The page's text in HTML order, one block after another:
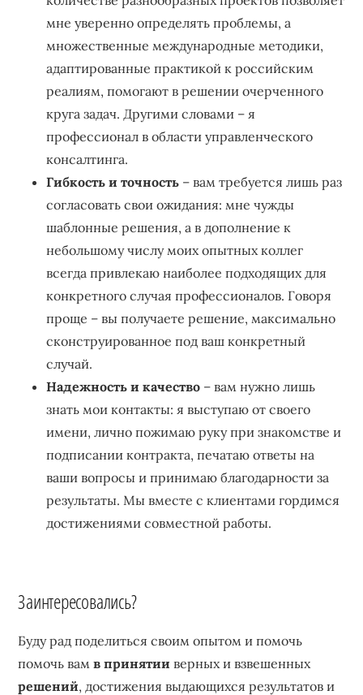
мне уверенно определять проблемы, а
множественные международные методики,
адаптированные практикой к российским
реалиям, помогают в решении очерченного
круга задач. Другими словами – я
профессионал в области управленческого
консалтинга.
Гибкость и точность – вам требуется лишь раз
согласовать свои ожидания: мне чужды
шаблонные решения, а в дополнение к
небольшому числу моих опытных коллег
всегда привлекаю наиболее подходящих для
конкретного случая профессионалов. Говоря
проще – вы получаете решение, максимально
сконструированное под ваш конкретный
случай.
Надежность и качество – вам нужно лишь
знать мои контакты: я выступаю от своего
имени, лично пожимаю руку при знакомстве и
подписании контракта, печатаю ответы на
ваши вопросы и принимаю благодарности за
результаты. Мы вместе с клиентами гордимся
достижениями совместной работы.
Заинтересовались?
Буду рад поделиться своим опытом и помочь
помочь вамв принятии верных и взвешенных
решений, достижения выдающихся результатов и